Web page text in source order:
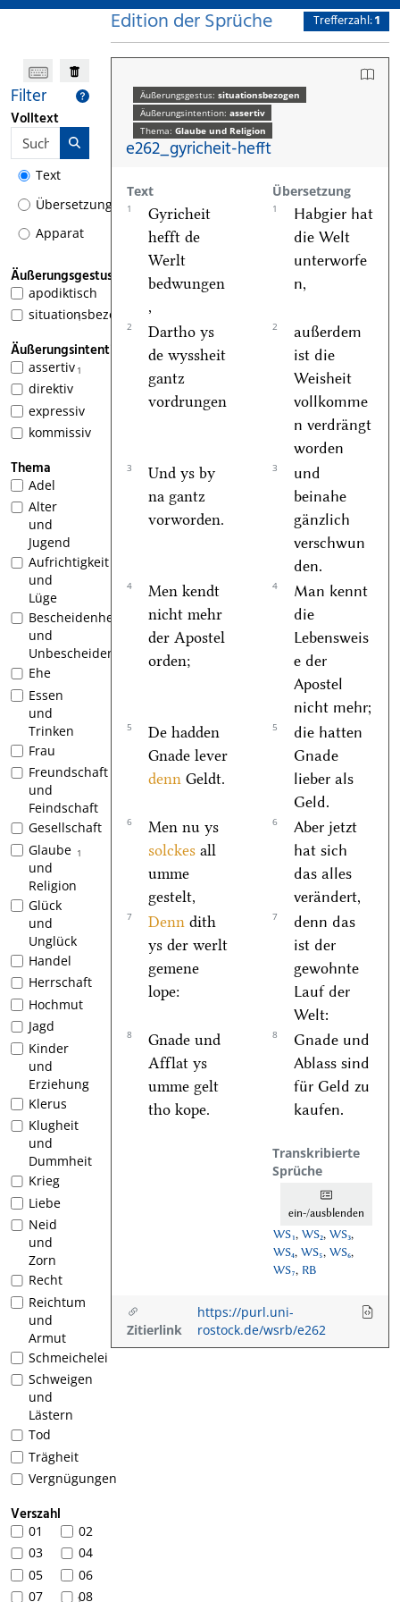
Filter
Volltext
Text
Übersetzung
Apparat
Äußerungsgestus
apodiktisch
1
situationsbezogen
Äußerungsintention
1
assertiv
direktiv
expressiv
kommissiv
Thema
Adel
Alter
und
Jugend
Aufrichtigkeit
und
Lüge
Bescheidenheit
und
Unbescheidenheit
Ehe
Essen
und
Trinken
Frau
Freundschaft
und
Feindschaft
Gesellschaft
1
Glaube
und
Religion
Glück
und
Unglück
Handel
Herrschaft
Hochmut
Jagd
Kinder
und
Erziehung
Klerus
Klugheit
und
Dummheit
Krieg
Liebe
Neid
und
Zorn
Recht
Reichtum
und
Armut
Schmeichelei
Schweigen
und
Lästern
Tod
Trägheit
Vergnügungen
Verszahl
01
02
03
04
05
06
07
08
Edition der Sprüche Trefferzahl:1
Äußerungsgestus: situationsbezogen
Äußerungsintention: assertiv
Thema: Glaube und Religion
e262_gyricheit-hefft
Text Übersetzung
1
Gyricheit
hefft de
Werlt
bedwungen
,
1
Habgier hat
die Welt
unterworfe
n,
2
Dartho ys
de wyssheit
gantz
vordrungen
2
außerdem
ist die
Weisheit
vollkomme
n verdrängt
worden
3
Und ys by
na gantz
vorworden.
3
und
beinahe
gänzlich
verschwun
den.
4
Men kendt
nicht mehr
der Apostel
orden;
4
Man kennt
die
Lebensweis
e der
Apostel
nicht mehr;
5
De hadden
Gnade lever
denn Geldt.
5
die hatten
Gnade
lieber als
Geld.
6
Men nu ys
solckes all
umme
gestelt,
6
Aber jetzt
hat sich
das alles
verändert,
7 Denn dith
ys der werlt
gemene
lope:
7
denn das
ist der
gewohnte
Lauf der
Welt:
8
Gnade und
Afflat ys
umme gelt
tho kope.
8
Gnade und
Ablass sind
für Geld zu
kaufen.
Transkribierte
Sprüche
ein-/ausblenden
WS₁, WS₂, WS₃,
WS₄, WS₅, WS₆,
WS₇, RB
Zitierlink
https://purl.uni-
rostock.de/wsrb/e262